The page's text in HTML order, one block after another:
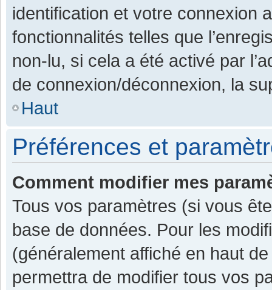
identification et votre connexion
fonctionnalités telles que
non-lu, si cela a été activé par
de connexion/déconnexion, la
Haut
Préférences et
Comment modifier mes
Tous vos paramètres (si vous
base de données. Pour les
(généralement affiché en haut
permettra de modifier tous vos